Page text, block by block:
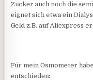
Zucker auch noch die
eignet sich etwa ein
Geld z.B. auf Aliexpress
Für mein Osmometer
entschieden: